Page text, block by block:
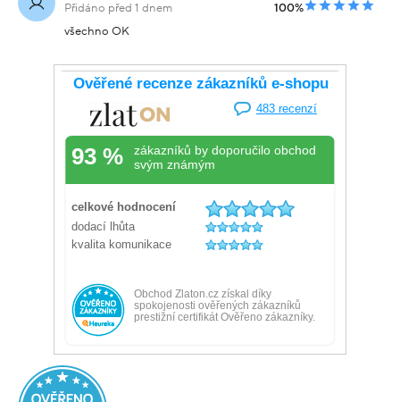
Přidáno před 1 dnem
100%
všechno OK